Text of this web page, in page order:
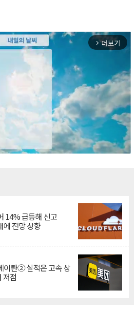
arrow_forward_ios 더보기
14% 급등해 신고
에 전망 상향
이퇀② 실적은 고속 상
저점